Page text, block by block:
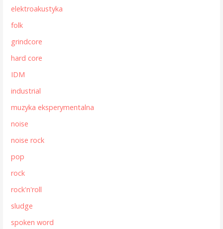
elektroakustyka
folk
grindcore
hard core
IDM
industrial
muzyka eksperymentalna
noise
noise rock
pop
rock
rock'n'roll
sludge
spoken word